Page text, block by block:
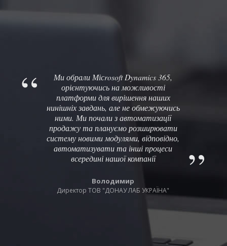
Ми обрали Місrosoft Dynamics 365,
орієнтуючись на можливості
платформи для вирішення наших
нинішніх завдань, але не обмежуючись
ними. Ми почали з автоматизації
продажу та плануємо розширювати
систему новими модулями, відповідно,
автоматизувати та інші процеси
всередині нашої компанії
Володимир
Директор ТОВ "ДОНАУ ЛАБ УКРАЇНА"